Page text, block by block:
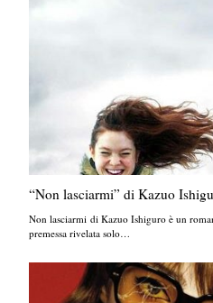
“Non lasciarmi” di Kazuo
Non lasciarmi di Kazuo Ishiguro è un
premessa rivelata solo…